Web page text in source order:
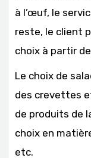
à l’œuf, le
reste, le client
choix à partir
Le choix de
des crevettes
de produits de
choix en
etc.